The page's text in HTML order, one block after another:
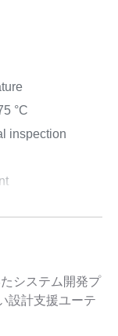
°C
inspection
システム開発プ
設計支援ユーテ